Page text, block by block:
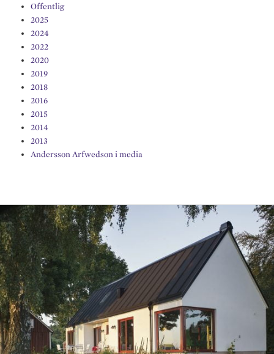
Offentlig
2025
2024
2022
2020
2019
2018
2016
2015
2014
2013
Andersson Arfwedson i media